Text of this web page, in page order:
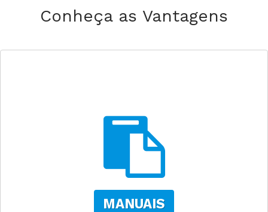
Conheça as Vantagens
MANUAIS